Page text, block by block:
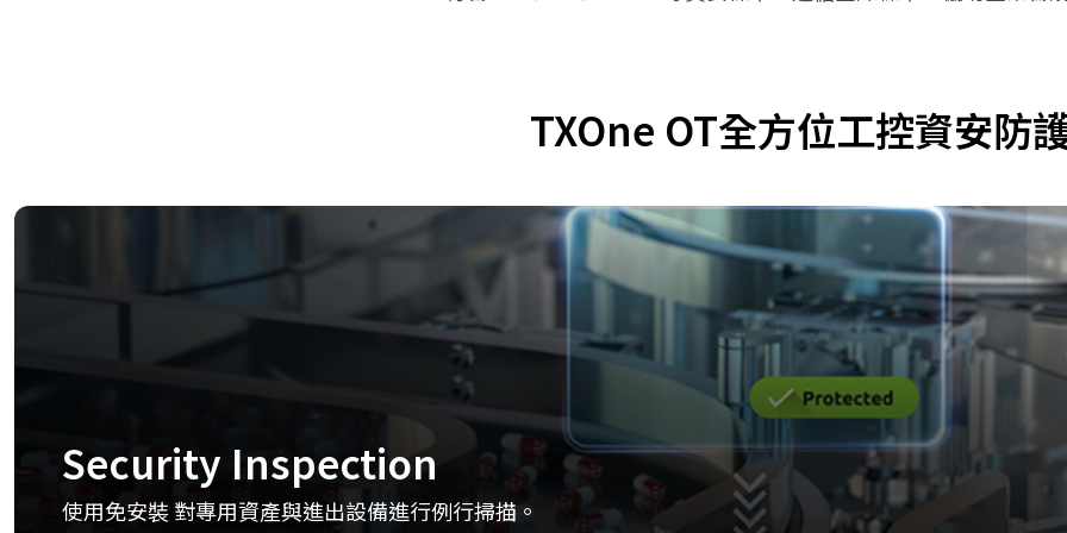
TXOne OT全方位工控資安防
Security Inspection
使用免安裝 對專用資產與進出設備進行例行掃描。